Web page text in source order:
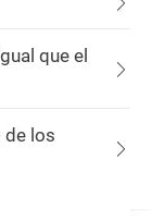
que el
de los